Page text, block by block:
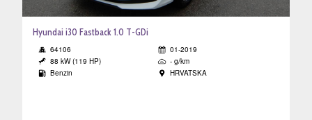
Hyundai i30 Fastback 1.0 T-GDi
64106
01-2019
88 kW (119 HP)
- g/km
Benzin
HRVATSKA